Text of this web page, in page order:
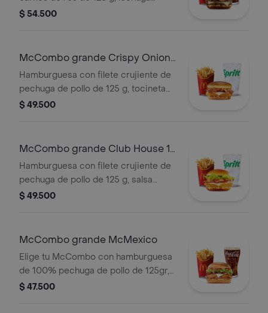
fresca, tomate, cebolla grillada,
suave tipo Brioche. Acompañada de
papas fritas grandes y bebida grande
a elección.
$ 54.500
McCombo grande Crispy Onion
Barbecue 1 Pechuga
Hamburguesa con filete crujiente de
pechuga de pollo de 125 g, tocineta
ahumada, queso blanco cremoso,
Acompañada de papas fritas grandes
y bebida grande a elección.
$ 49.500
McCombo grande Club House 1
Pechuga
Hamburguesa con filete crujiente de
pechuga de pollo de 125 g, salsa
especial, lechuga fresca, tomate,
Acompañada de papas fritas grandes
y bebida grande a elección.
$ 49.500
McCombo grande McMexico
Elige tu McCombo con hamburguesa
de 100% pechuga de pollo de 125gr,
salsa Tajin, tomate, lechuga, tocineta,
$ 47.500